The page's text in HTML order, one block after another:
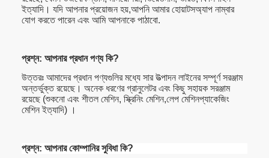
ইত্যাদি। যদি আপনার প্রয়োজন হয়,আপনি আমার হোয়াটসঅ্যাপ নাম্বার
যোগ করতে পারেন এবং আমি আপনাকে পাঠাবো.
প্রশ্ন: আপনার প্রধান পণ্য কি?
উত্তরঃ আমাদের প্রধান পণ্যগুলির মধ্যে সার উত্পাদন লাইনের সম্পূর্ণ সরঞ্জাম
অন্তর্ভুক্ত রয়েছে। অনেক ধরণের গ্রানুলেটর এবং কিছু সহায়ক সরঞ্জাম
রয়েছে (শুকনো এবং শীতল মেশিন, স্ক্রিনিং মেশিন,লেপ মেশিনপ্যাকেজিং
মেশিন ইত্যাদি) ।
প্রশ্ন: আপনার কোম্পানির সুবিধা কি?